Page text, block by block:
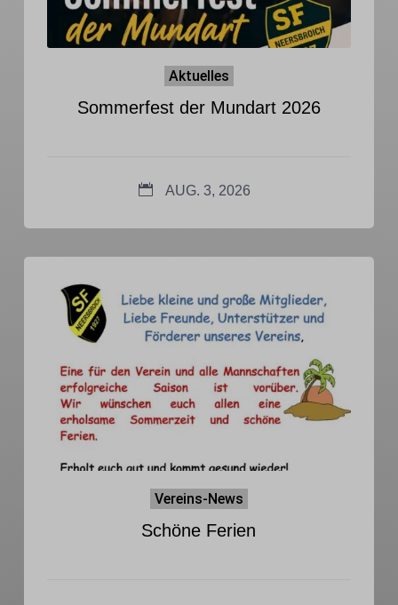
Aktuelles
Sommerfest der Mundart 2026
AUG. 3, 2026
Vereins-News
Schöne Ferien